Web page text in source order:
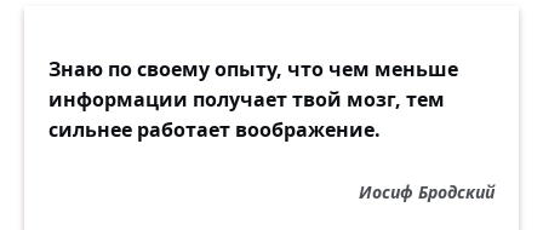
Знаю по своему опыту, что чем меньше
информации получает твой мозг, тем
сильнее работает воображение.
Иосиф Бродский